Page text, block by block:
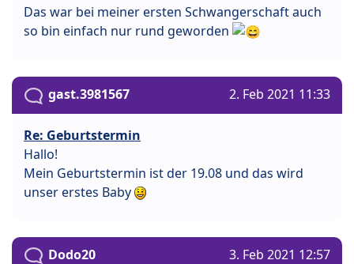
Das war bei meiner ersten Schwangerschaft auch
so bin einfach nur rund geworden
gast.3981567 2. Feb 2021 11:33
Re: Geburtstermin
Hallo!
Mein Geburtstermin ist der 19.08 und das wird
unser erstes Baby
Dodo20 3. Feb 2021 12:57